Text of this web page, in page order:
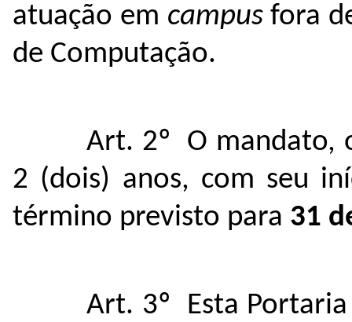
atuação em campusfora
de Computação.
Art. 2º O mandato,
2 (dois) anos, com seu
término previsto para 31
Art. 3º Esta